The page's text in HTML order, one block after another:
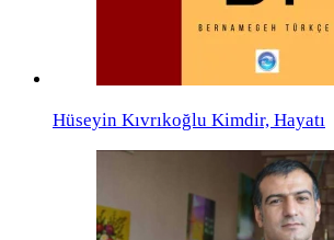
Hüseyin Kıvrıkoğlu Kimdir, Hayatı